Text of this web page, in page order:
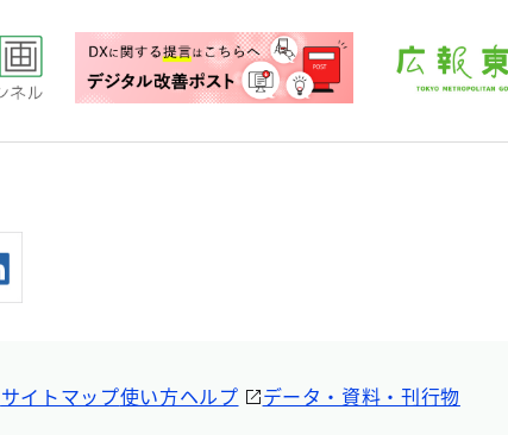
サイトマップ使い方ヘルプ データ・資料・刊行物